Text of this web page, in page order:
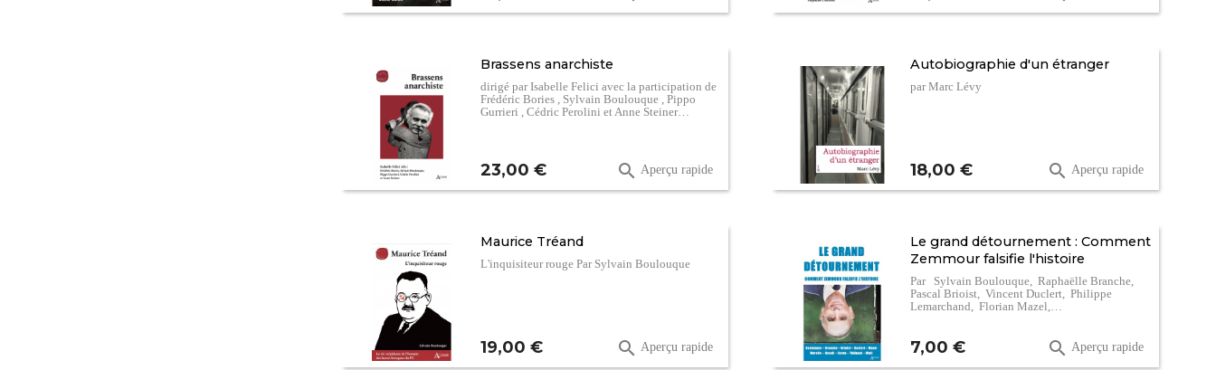
Brassens anarchiste
dirigé par Isabelle Felici avec la participation de
Frédéric Bories , Sylvain Boulouque , Pippo
Gurrieri , Cédric Perolini et Anne Steiner…
Prix
23,00 €  Aperçu rapide
Autobiographie d'un étranger
par Marc Lévy
Prix
18,00 €  Aperçu rapide
Maurice Tréand
L'inquisiteur rouge Par Sylvain Boulouque
Prix
19,00 €  Aperçu rapide
Le grand détournement : Comment
Zemmour falsifie l'histoire
Par Sylvain Boulouque, Raphaëlle Branche,
Pascal Brioist, Vincent Duclert, Philippe
Lemarchand, Florian Mazel,…
Prix
7,00 €  Aperçu rapide